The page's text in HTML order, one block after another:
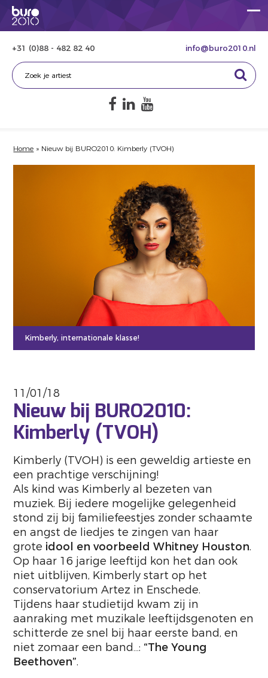
+31 (0)88 - 482 82 40 info@buro2010.nl
Home » Nieuw bij BURO2010: Kimberly (TVOH)
Kimberly, internationale klasse!
11/01/18
Nieuw bij BURO2010:
Kimberly (TVOH)
Kimberly (TVOH) is een geweldig artieste en
een prachtige verschijning!
Als kind was Kimberly al bezeten van
muziek. Bij iedere mogelijke gelegenheid
stond zij bij familiefeestjes zonder schaamte
en angst de liedjes te zingen van haar
grote idool en voorbeeld Whitney Houston.
Op haar 16 jarige leeftijd kon het dan ook
niet uitblijven, Kimberly start op het
conservatorium Artez in Enschede.
Tijdens haar studietijd kwam zij in
aanraking met muzikale leeftijdsgenoten en
schitterde ze snel bij haar eerste band, en
niet zomaar een band…: “The Young
Beethoven”.